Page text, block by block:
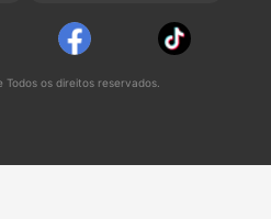
os direitos reservados.